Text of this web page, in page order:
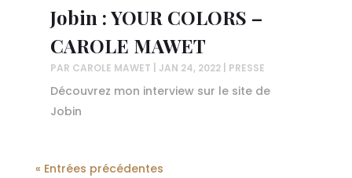
Jobin : YOUR COLORS –
CAROLE MAWET
PAR CAROLE MAWET JAN 24, 2022| PRESSE
Découvrez mon interview sur le site de
Jobin
« Entrées précédentes